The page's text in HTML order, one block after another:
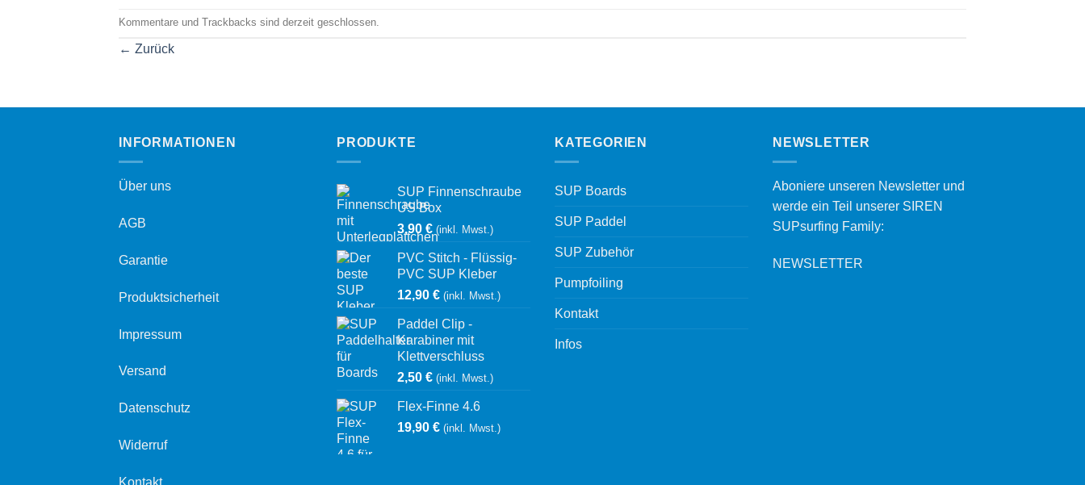
Kommentare und Trackbacks sind derzeit geschlossen.
← Zurück
INFORMATIONEN
Über uns
AGB
Garantie
Produktsicherheit
Impressum
Versand
Datenschutz
Widerruf
Kontakt
PRODUKTE
SUP Finnenschraube
US Box
3,90 € (inkl. Mwst.)
PVC Stitch - Flüssig-
PVC SUP Kleber
12,90 € (inkl. Mwst.)
Paddel Clip -
Karabiner mit
Klettverschluss
2,50 € (inkl. Mwst.)
Flex-Finne 4.6
19,90 € (inkl. Mwst.)
KATEGORIEN
SUP Boards
SUP Paddel
SUP Zubehör
Pumpfoiling
Kontakt
Infos
NEWSLETTER
Aboniere unseren Newsletter und
werde ein Teil unserer SIREN
SUPsurfing Family:
NEWSLETTER